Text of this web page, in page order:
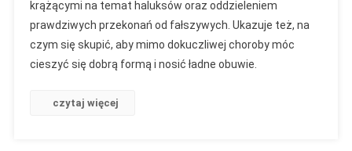
O
Haluksach,
Czyli
krążącymi na temat haluksów oraz oddzieleniem
prawdziwych przekonań od fałszywych. Ukazuje też, na
czym się skupić, aby mimo dokuczliwej choroby móc
cieszyć się dobrą formą i nosić ładne obuwie.
czytaj więcej